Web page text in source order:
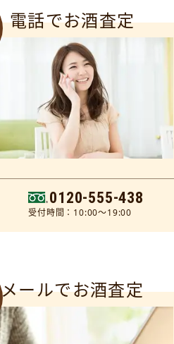
電話でお酒査定
0120-555-438
受付時間：10:00～19:00
メールでお酒査定